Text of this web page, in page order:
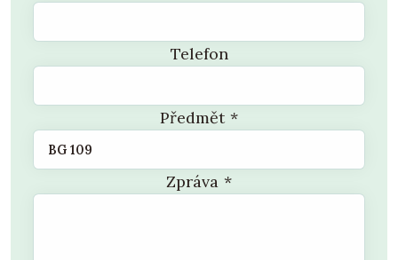
Telefon
Předmět*
Zpráva *